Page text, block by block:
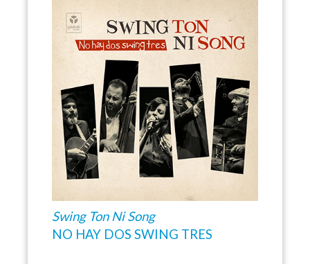
Swing Ton Ni Song
NO HAY DOS SWING TRES